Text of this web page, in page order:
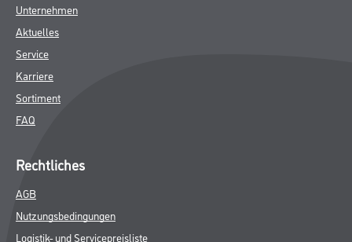
Unternehmen
Aktuelles
Service
Karriere
Sortiment
FAQ
Rechtliches
AGB
Nutzungsbedingungen
Logistik- und Servicepreisliste